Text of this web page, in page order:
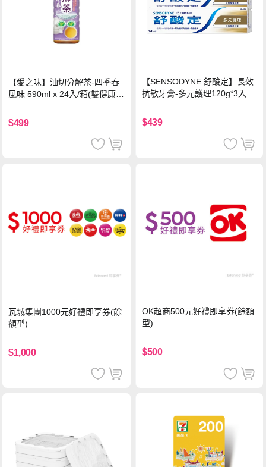
【愛之味】油切分解茶-四季春
風味 590ml x 24入/箱(雙健康認
$499
【SENSODYNE 舒酸定】長效
抗敏牙膏-多元護理120g*3入
$439
瓦城集團1000元好禮即享券(餘
額型)
$1,000
OK超商500元好禮即享券(餘額
型)
$500